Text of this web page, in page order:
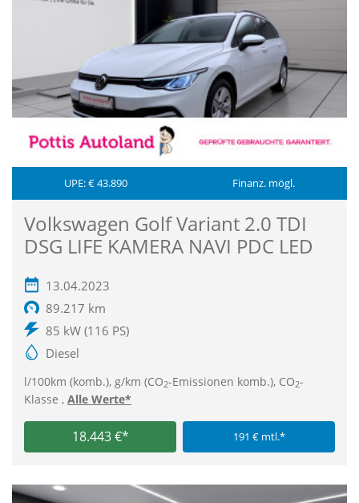
UPE: € 43.890 Finanz. mögl.
Volkswagen Golf Variant 2.0 TDI
DSG LIFE KAMERA NAVI PDC LED
13.04.2023
89.217 km
85 kW (116 PS)
Diesel
l/100km (komb.), g/km (CO2-Emissionen komb.), CO2-
Klasse , Alle Werte*
18.443 €* 191 € mtl.*